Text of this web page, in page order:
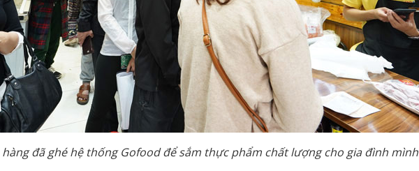
hàng đã ghé hệ thống Gofood để sắm thực phẩm chất lượng cho gia đình mình